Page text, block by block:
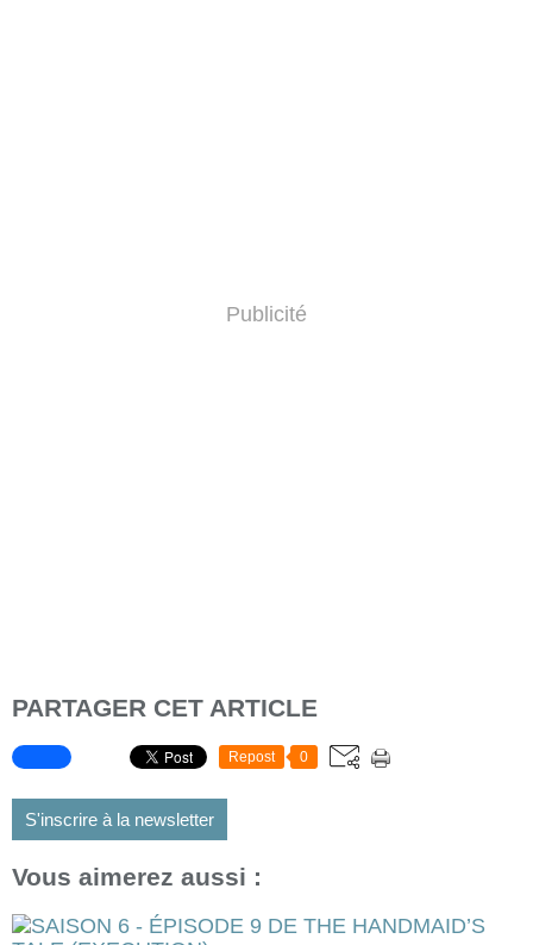
Publicité
PARTAGER CET ARTICLE
Repost 0
S'inscrire à la newsletter
Vous aimerez aussi :